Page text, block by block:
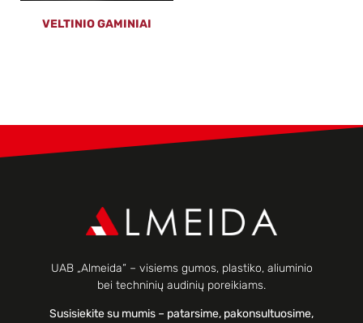
VELTINIO GAMINIAI
UAB „Almeida“ – visiems gumos, plastiko, aliuminio
bei techninių audinių poreikiams.
Susisiekite su mumis – patarsime, pakonsultuosime,